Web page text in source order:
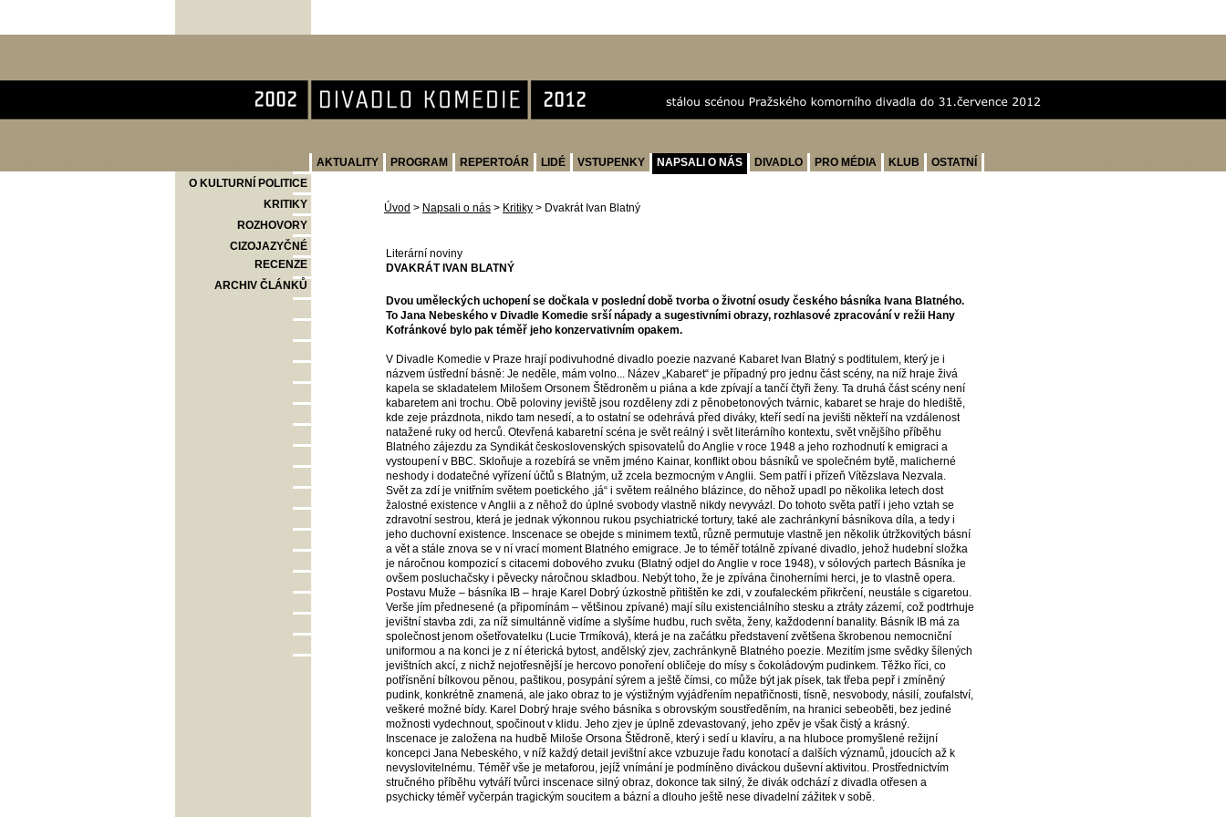
AKTUALITY PROGRAM REPERTOÁR LIDÉ VSTUPENKY NAPSALI O NÁS DIVADLO PRO MÉDIA KLUB
OSTATNÍ
O KULTURNÍ POLITICE
KRITIKY
ROZHOVORY
CIZOJAZYČNÉ
RECENZE
ARCHIV ČLÁNKŮ
Úvod > Napsali o nás > Kritiky > Dvakrát Ivan Blatný
Literární noviny
DVAKRÁT IVAN BLATNÝ
Dvou uměleckých uchopení se dočkala v poslední době tvorba o životní osudy českého básníka Ivana Blatného.
To Jana Nebeského v Divadle Komedie srší nápady a sugestivními obrazy, rozhlasové zpracování v režii Hany
Kofránkové bylo pak téměř jeho konzervativním opakem.
V Divadle Komedie v Praze hrají podivuhodné divadlo poezie nazvané Kabaret Ivan Blatný s podtitulem, který je i
názvem ústřední básně: Je neděle, mám volno... Název „Kabaret“ je případný pro jednu část scény, na níž hraje živá
kapela se skladatelem Milošem Orsonem Štědroněm u piána a kde zpívají a tančí čtyři ženy. Ta druhá část scény není
kabaretem ani trochu. Obě poloviny jeviště jsou rozděleny zdi z pěnobetonových tvárnic, kabaret se hraje do hlediště,
kde zeje prázdnota, nikdo tam nesedí, a to ostatní se odehrává před diváky, kteří sedí na jevišti někteří na vzdálenost
natažené ruky od herců. Otevřená kabaretní scéna je svět reálný i svět literárního kontextu, svět vnějšího příběhu
Blatného zájezdu za Syndikát československých spisovatelů do Anglie v roce 1948 a jeho rozhodnutí k emigraci a
vystoupení v BBC. Skloňuje a rozebírá se vněm jméno Kainar, konflikt obou básníků ve společném bytě, malicherné
neshody i dodatečné vyřízení účtů s Blatným, už zcela bezmocným v Anglii. Sem patří i přízeň Vítězslava Nezvala.
Svět za zdí je vnitřním světem poetického ‚já“ i světem reálného blázince, do něhož upadl po několika letech dost
žalostné existence v Anglii a z něhož do úplné svobody vlastně nikdy nevyvázl. Do tohoto světa patří i jeho vztah se
zdravotní sestrou, která je jednak výkonnou rukou psychiatrické tortury, také ale zachránkyní básníkova díla, a tedy i
jeho duchovní existence. Inscenace se obejde s minimem textů, různě permutuje vlastně jen několik útržkovitých básní
a vět a stále znova se v ní vrací moment Blatného emigrace. Je to téměř totálně zpívané divadlo, jehož hudební složka
je náročnou kompozicí s citacemi dobového zvuku (Blatný odjel do Anglie v roce 1948), v sólových partech Básníka je
ovšem posluchačsky i pěvecky náročnou skladbou. Nebýt toho, že je zpívána činoherními herci, je to vlastně opera.
Postavu Muže – básníka IB – hraje Karel Dobrý úzkostně přitištěn ke zdi, v zoufaleckém přikrčení, neustále s cigaretou.
Verše jím přednesené (a připomínám – většinou zpívané) mají sílu existenciálního stesku a ztráty zázemí, což podtrhuje
jevištní stavba zdi, za níž simultánně vidíme a slyšíme hudbu, ruch světa, ženy, každodenní banality. Básník IB má za
společnost jenom ošetřovatelku (Lucie Trmíková), která je na začátku představení zvětšena škrobenou nemocniční
uniformou a na konci je z ní éterická bytost, andělský zjev, zachránkyně Blatného poezie. Mezitím jsme svědky šílených
jevištních akcí, z nichž nejotřesnější je hercovo ponoření obličeje do mísy s čokoládovým pudinkem. Těžko říci, co
potřísnění bílkovou pěnou, paštikou, posypání sýrem a ještě čímsi, co může být jak písek, tak třeba pepř i zmíněný
pudink, konkrétně znamená, ale jako obraz to je výstižným vyjádřením nepatřičnosti, tísně, nesvobody, násilí, zoufalství,
veškeré možné bídy. Karel Dobrý hraje svého básníka s obrovským soustředěním, na hranici sebeoběti, bez jediné
možnosti vydechnout, spočinout v klidu. Jeho zjev je úplně zdevastovaný, jeho zpěv je však čistý a krásný.
Inscenace je založena na hudbě Miloše Orsona Štědroně, který i sedí u klavíru, a na hluboce promyšlené režijní
koncepci Jana Nebeského, v níž každý detail jevištní akce vzbuzuje řadu konotací a dalších významů, jdoucích až k
nevyslovitelnému. Téměř vše je metaforou, jejíž vnímání je podmíněno diváckou duševní aktivitou. Prostřednictvím
stručného příběhu vytváří tvůrci inscenace silný obraz, dokonce tak silný, že divák odchází z divadla otřesen a
psychicky téměř vyčerpán tragickým soucitem a bázní a dlouho ještě nese divadelní zážitek v sobě.